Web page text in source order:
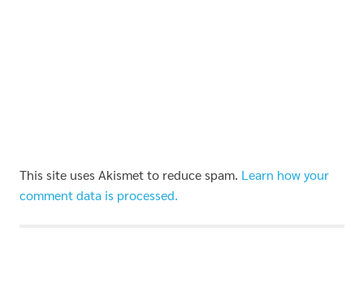
This site uses Akismet to reduce spam. Learn how your
comment data is processed.